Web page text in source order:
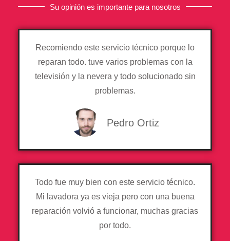
Su opinión es importante para nosotros
Recomiendo este servicio técnico porque lo
reparan todo. tuve varios problemas con la
televisión y la nevera y todo solucionado sin
problemas.
Pedro Ortiz
Todo fue muy bien con este servicio técnico.
Mi lavadora ya es vieja pero con una buena
reparación volvió a funcionar, muchas gracias
por todo.